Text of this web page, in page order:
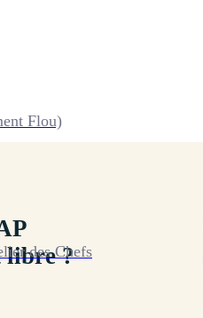
Flou)
des Chefs
libre ?